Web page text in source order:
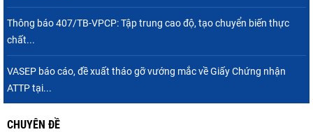
Thông báo 407/TB-VPCP: Tập trung cao độ, tạo chuyển biến thực
chất...
VASEP báo cáo, đề xuất tháo gỡ vướng mắc về Giấy Chứng nhận
ATTP tại...
CHUYÊN ĐỀ